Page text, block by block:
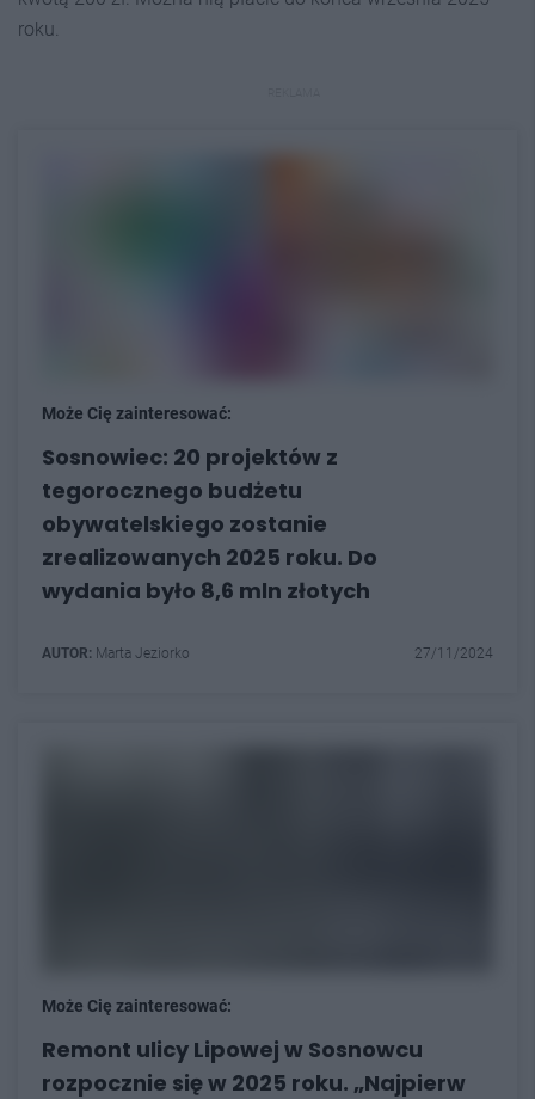
roku.
Może Cię zainteresować:
Sosnowiec: 20 projektów z
tegorocznego budżetu
obywatelskiego zostanie
zrealizowanych 2025 roku. Do
wydania było 8,6 mln złotych
AUTOR: Marta Jeziorko 27/11/2024
Może Cię zainteresować:
Remont ulicy Lipowej w Sosnowcu
rozpocznie się w 2025 roku. „Najpierw